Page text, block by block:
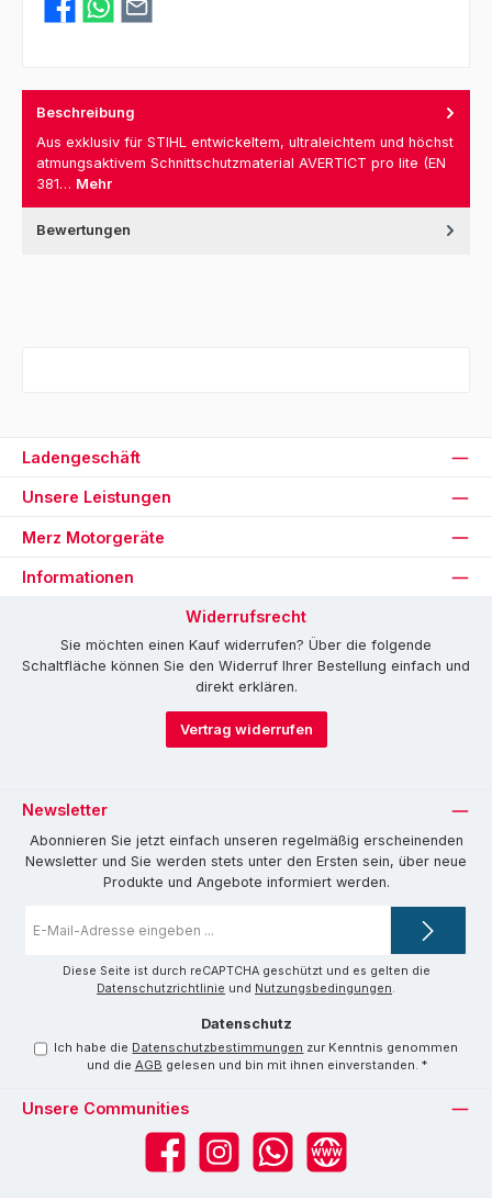
Beschreibung
Aus exklusiv für STIHL entwickeltem, ultraleichtem und höchst
atmungsaktivem Schnittschutzmaterial AVERTICT pro lite (EN
381… Mehr
Bewertungen
Ladengeschäft
Unsere Leistungen
Merz Motorgeräte
Informationen
Widerrufsrecht
Sie möchten einen Kauf widerrufen? Über die folgende
Schaltfläche können Sie den Widerruf Ihrer Bestellung einfach und
direkt erklären.
Vertrag widerrufen
Newsletter
Abonnieren Sie jetzt einfach unseren regelmäßig erscheinenden
Newsletter und Sie werden stets unter den Ersten sein, über neue
Produkte und Angebote informiert werden.
Mail-
Diese Seite ist durch reCAPTCHA geschützt und es gelten die
Datenschutzrichtlinie und Nutzungsbedingungen.
Datenschutz
Ich habe die Datenschutzbestimmungen zur Kenntnis genommen
und die AGB gelesen und bin mit ihnen einverstanden. *
Unsere Communities
FacebookInstagramWhatsAppWebsite